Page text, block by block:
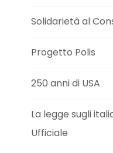
Solidarietà al
Progetto Polis
250 anni di USA
La legge sugli
Ufficiale